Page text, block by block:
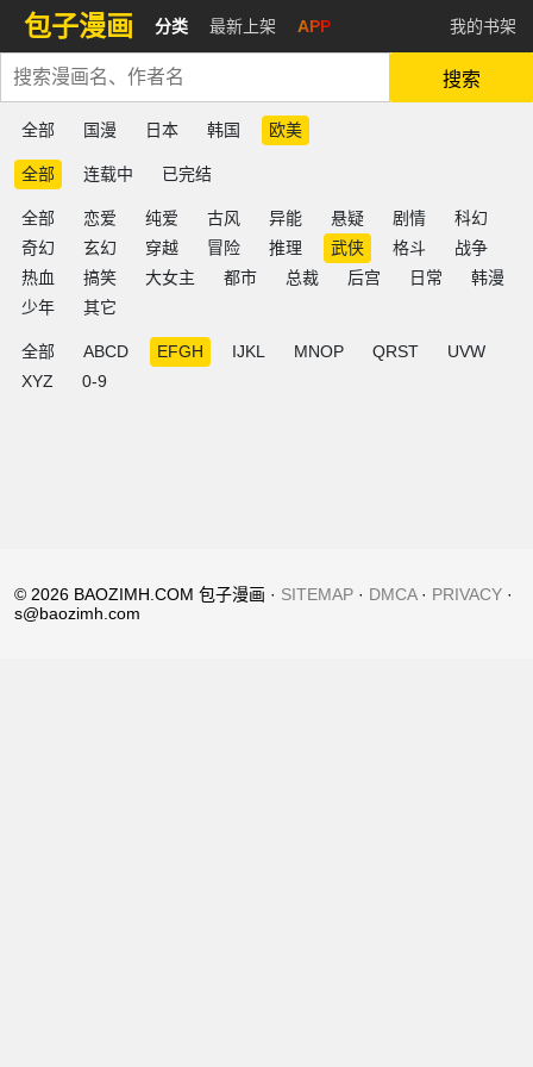
包子漫画 分类 最新上架 APP 我的书架
搜索
全部 国漫 日本 韩国 欧美
全部 连载中 已完结
全部 恋爱 纯爱 古风 异能 悬疑 剧情
科幻
奇幻
玄幻 穿越 冒险 推理 武侠 格斗
战争
热血
搞笑 大女主 都市 总裁 后宫 日常
韩漫
少年
其它
全部 ABCD EFGH IJKL MNOP QRST
UVW
XYZ
0-9
© 2026 BAOZIMH.COM 包子漫画 · SITEMAP · DMCA· PRIVACY ·
s@baozimh.com